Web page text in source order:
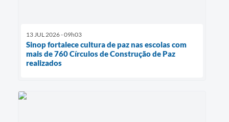
13 JUL 2026 - 09h03
Sinop fortalece cultura de paz nas escolas com
mais de 760 Círculos de Construção de Paz
realizados